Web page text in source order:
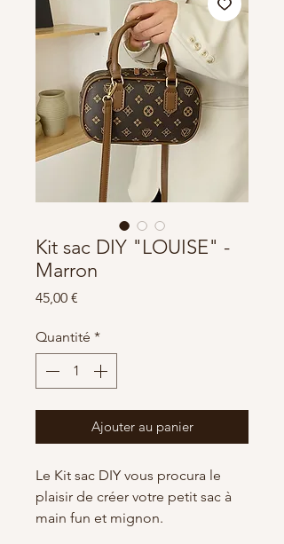
Kit sac DIY "LOUISE" -
Marron
45,00 €
Quantité *
Ajouter au panier
Le Kit sac DIY vous procura le
plaisir de créer votre petit sac à
main fun et mignon.